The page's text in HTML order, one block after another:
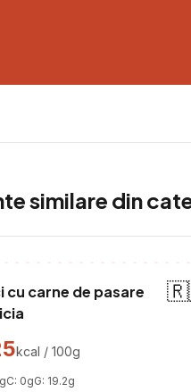
similare din
cu carne de pasare
kcal / 100g
gC: 0gG: 19.2g